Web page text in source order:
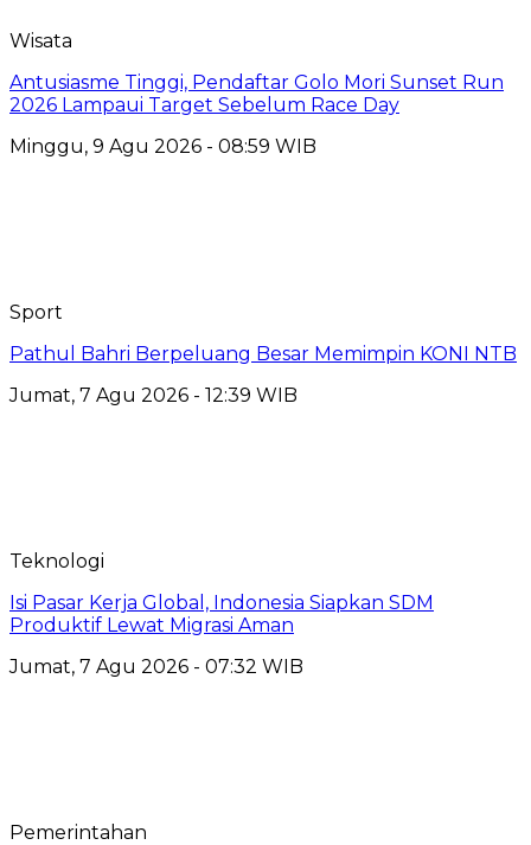
Wisata
Antusiasme Tinggi, Pendaftar Golo Mori Sunset Run
2026 Lampaui Target Sebelum Race Day
Minggu, 9 Agu 2026 - 08:59 WIB
Sport
Pathul Bahri Berpeluang Besar Memimpin KONI NTB
Jumat, 7 Agu 2026 - 12:39 WIB
Teknologi
​Isi Pasar Kerja Global, Indonesia Siapkan SDM
Produktif Lewat Migrasi Aman
Jumat, 7 Agu 2026 - 07:32 WIB
Pemerintahan